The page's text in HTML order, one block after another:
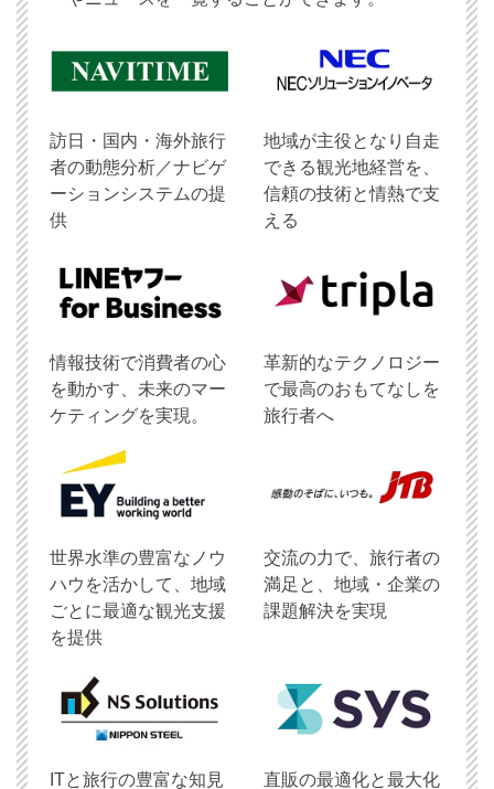
訪日・国内・海外旅行
者の動態分析／ナビゲ
ーションシステムの提
供
地域が主役となり自走
できる観光地経営を、
信頼の技術と情熱で支
える
情報技術で消費者の心
を動かす、未来のマー
ケティングを実現。
革新的なテクノロジー
で最高のおもてなしを
旅行者へ
世界水準の豊富なノウ
ハウを活かして、地域
ごとに最適な観光支援
を提供
交流の力で、旅行者の
満足と、地域・企業の
課題解決を実現
ITと旅行の豊富な知見
直販の最適化と最大化